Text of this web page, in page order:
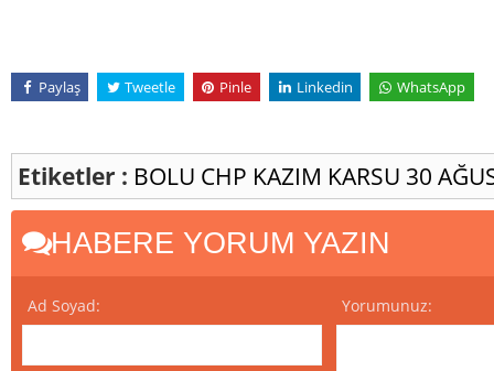
Paylaş Tweetle Pinle Linkedin WhatsApp
Etiketler : BOLU CHP KAZIM KARSU 30
HABERE YORUM YAZIN
Ad Soyad: Yorumunuz: